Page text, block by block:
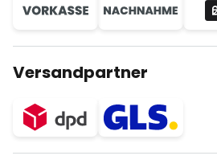
Versandpartner